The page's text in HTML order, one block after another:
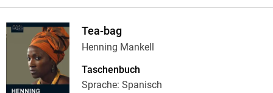
Tea-bag
Henning Mankell
Taschenbuch
Sprache: Spanisch